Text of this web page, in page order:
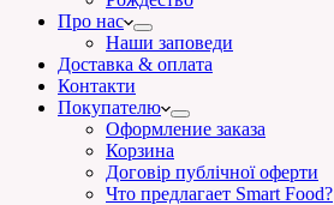
Про нас
Наши заповеди
Доставка & оплата
Контакти
Покупателю
Оформление заказа
Корзина
Договір публічної оферти
Что предлагает Smart Food?